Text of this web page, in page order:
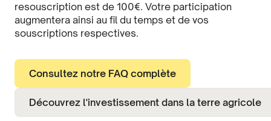
resouscription est de 100€. Votre participation
augmentera ainsi au fil du temps et de vos
souscriptions respectives.
Consultez notre FAQ complète
Découvrez l'investissement dans la terre agricole